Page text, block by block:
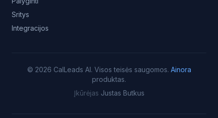
Sritys
Integracijos
© 2026 CalLeads AI. Visos teisės saugomos. Ainora
produktas.
Įkūrėjas Justas Butkus